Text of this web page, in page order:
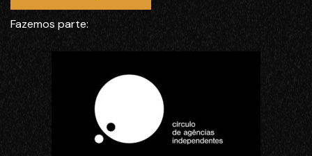
Fazemos parte: